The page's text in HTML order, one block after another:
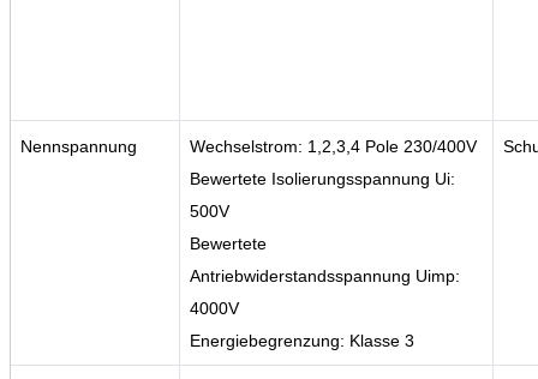
Nennspannung
Wechselstrom: 1,2,3,4 Pole 230/400V
Bewertete Isolierungsspannung Ui:
500V
Bewertete
Antriebwiderstandsspannung Uimp:
4000V
Energiebegrenzung: Klasse 3